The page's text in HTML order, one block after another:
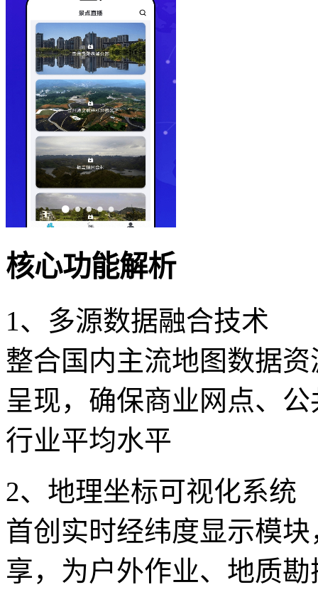
核心功能解析
1、多源数据融合技术
整合国内主流地图数据
呈现，确保商业网点、
行业平均水平
2、地理坐标可视化系统
首创实时经纬度显示模
享，为户外作业、地质